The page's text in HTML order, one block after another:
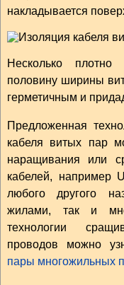
накладывается
Несколько
половину ширины
герметичным и
Предложенная
кабеля витых пар
наращивания или
кабелей, например
любого другого
жилами, так и
технологии
проводов можно
пары многожильных